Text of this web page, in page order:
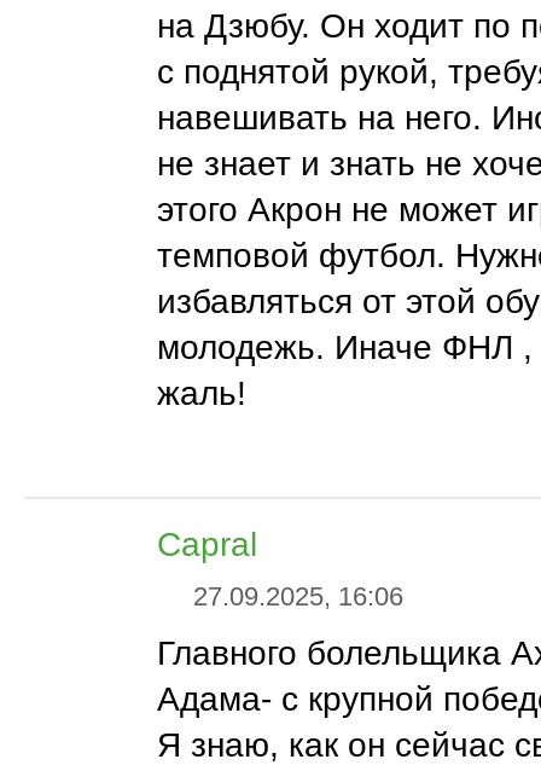
на Дзюбу. Он ходит по
с поднятой рукой,
навешивать на него.
не знает и знать не
этого Акрон не может
темповой футбол.
избавляться от этой
молодежь. Иначе ФНЛ ,
жаль!
Capral
27.09.2025, 16:06
Главного болельщика
Адама- с крупной
Я знаю, как он сейчас